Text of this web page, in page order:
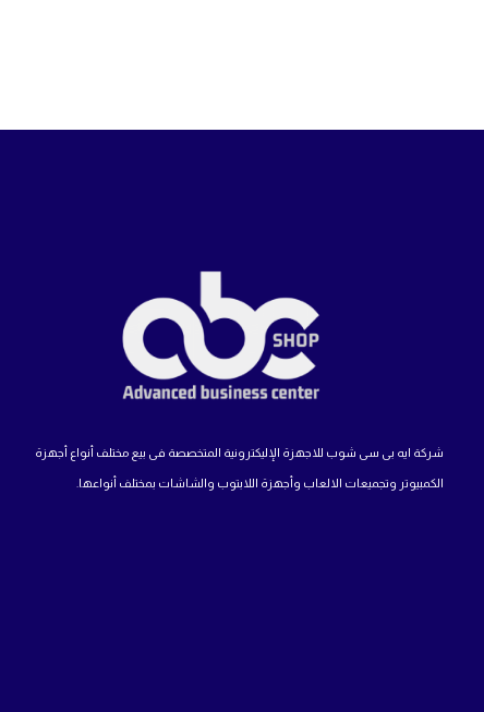
شركة ايه بى سى شوب للاجهزة الإليكترونية المتخصصة فى بيع مختلف أنواع أجهزة
الكمبيوتر وتجميعات الالعاب وأجهزة اللابتوب والشاشات بمختلف أنواعها.